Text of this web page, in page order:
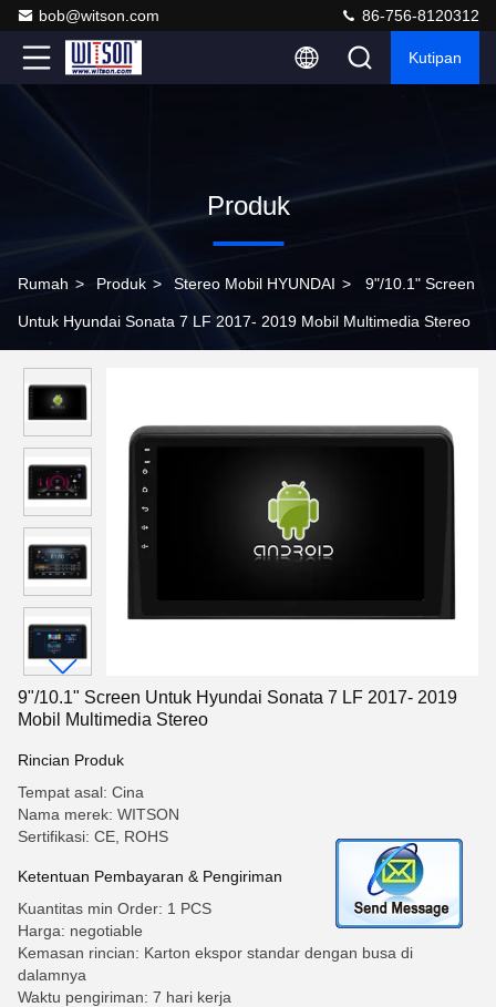
bob@witson.com 86-756-8120312
Kutipan
Produk
Rumah > Produk > Stereo Mobil HYUNDAI > 9"/10.1" Screen
Untuk Hyundai Sonata 7 LF 2017- 2019 Mobil Multimedia Stereo
9"/10.1" Screen Untuk Hyundai Sonata 7 LF 2017- 2019
Mobil Multimedia Stereo
Rincian Produk
Tempat asal: Cina
Nama merek: WITSON
Sertifikasi: CE, ROHS
Ketentuan Pembayaran & Pengiriman
Kuantitas min Order: 1 PCS
Harga: negotiable
Kemasan rincian: Karton ekspor standar dengan busa di
dalamnya
Waktu pengiriman: 7 hari kerja